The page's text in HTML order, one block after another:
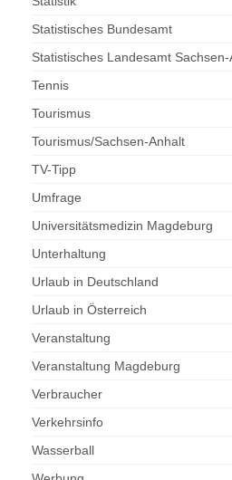
Statistisches Bundesamt
Statistisches Landesamt
Tennis
Tourismus
Tourismus/Sachsen-Anhalt
TV-Tipp
Umfrage
Universitätsmedizin Magdeburg
Unterhaltung
Urlaub in Deutschland
Urlaub in Österreich
Veranstaltung
Veranstaltung Magdeburg
Verbraucher
Verkehrsinfo
Wasserball